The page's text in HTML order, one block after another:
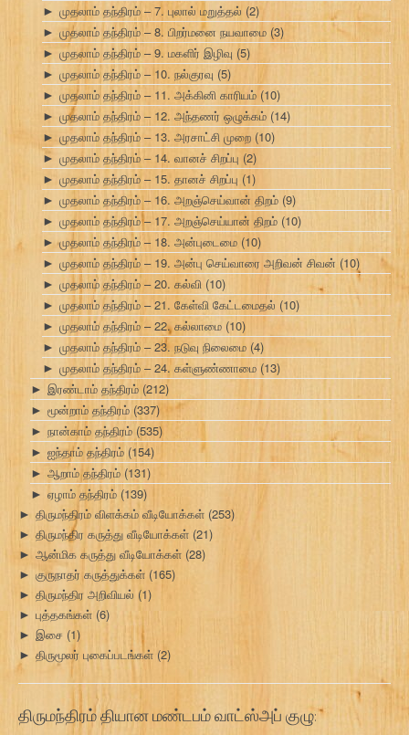
► முதலாம் தந்திரம் – 7. புலால் மறுத்தல் (2)
► முதலாம் தந்திரம் – 8. பிறர்மனை நயவாமை (3)
► முதலாம் தந்திரம் – 9. மகளிர் இழிவு (5)
► முதலாம் தந்திரம் – 10. நல்குரவு (5)
► முதலாம் தந்திரம் – 11. அக்கினி காரியம் (10)
► முதலாம் தந்திரம் – 12. அந்தணர் ஒழுக்கம் (14)
► முதலாம் தந்திரம் – 13. அரசாட்சி முறை (10)
► முதலாம் தந்திரம் – 14. வானச் சிறப்பு (2)
► முதலாம் தந்திரம் – 15. தானச் சிறப்பு (1)
► முதலாம் தந்திரம் – 16. அறஞ்செய்வான் திறம் (9)
► முதலாம் தந்திரம் – 17. அறஞ்செய்யான் திறம் (10)
► முதலாம் தந்திரம் – 18. அன்புடைமை (10)
► முதலாம் தந்திரம் – 19. அன்பு செய்வாரை அறிவன் சிவன் (10)
► முதலாம் தந்திரம் – 20. கல்வி (10)
► முதலாம் தந்திரம் – 21. கேள்வி கேட்டமைதல் (10)
► முதலாம் தந்திரம் – 22. கல்லாமை (10)
► முதலாம் தந்திரம் – 23. நடுவு நிலைமை (4)
► முதலாம் தந்திரம் – 24. கள்ளுண்ணாமை (13)
► இரண்டாம் தந்திரம் (212)
► மூன்றாம் தந்திரம் (337)
► நான்காம் தந்திரம் (535)
► ஐந்தாம் தந்திரம் (154)
► ஆறாம் தந்திரம் (131)
► ஏழாம் தந்திரம் (139)
► திருமந்திரம் விளக்கம் வீடியோக்கள் (253)
► திருமந்திர கருத்து வீடியோக்கள் (21)
► ஆன்மிக கருத்து வீடியோக்கள் (28)
► குருநாதர் கருத்துக்கள் (165)
► திருமந்திர அறிவியல் (1)
► புத்தகங்கள் (6)
► இசை (1)
► திருமூலர் புகைப்படங்கள் (2)
திருமந்திரம் தியான மண்டபம் வாட்ஸ்அப் குழு: